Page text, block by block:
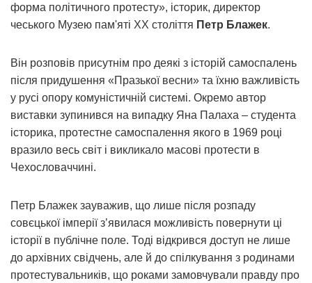
форма політичного протесту», історик, директор
чеського Музею пам'яті ХХ століття Петр Блажек.
Він розповів присутнім про деякі з історій самоспалень
після придушення «Празької весни» та їхню важливість
у русі опору комуністичній системі. Окремо автор
виставки зупинився на випадку Яна Палаха – студента
історика, протестне самоспалення якого в 1969 році
вразило весь світ і викликало масові протести в
Чехословаччині.
Петр Блажек зауважив, що лише після розпаду
совєцької імперії з’явилася можливість повернути ці
історії в публічне поле. Тоді відкрився доступ не лише
до архівних свідчень, але й до спілкування з родинами
протестувальників, що роками замовчували правду про